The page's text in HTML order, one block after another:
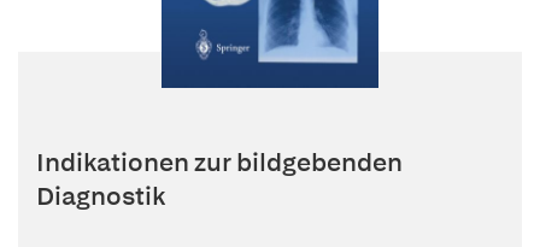
Indikationen zur bildgebenden
Diagnostik